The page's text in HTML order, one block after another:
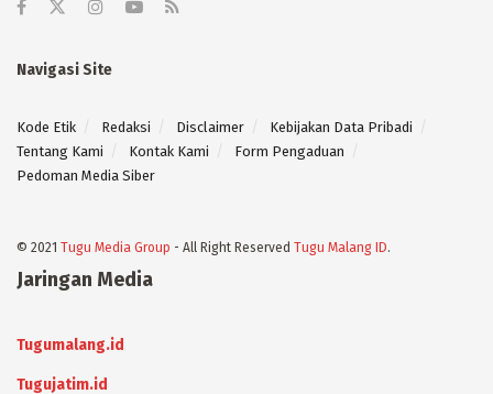
Navigasi Site
Kode Etik Redaksi Disclaimer
Kebijakan Data Pribadi
Tentang Kami
Kontak Kami
Form Pengaduan
Pedoman Media Siber
© 2021 Tugu Media Group - All Right Reserved Tugu Malang ID.
Jaringan Media
Tugumalang.id
Tugujatim.id